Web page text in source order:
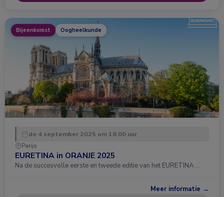
Bijeenkomst Oogheelkunde
do 4 september 2025 om 18:00 uur
Parijs
EURETINA in ORANJE 2025
Na de succesvolle eerste en tweede editie van het EURETINA …
Meer informatie →